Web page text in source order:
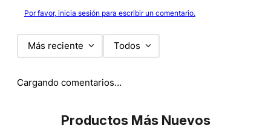
Por favor, inicia sesión para escribir un comentario.
Más reciente Todos
Cargando comentarios…
Productos Más Nuevos